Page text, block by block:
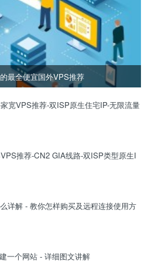
最全便宜国外VPS推荐
宽VPS推荐-双ISP原生住宅IP-无限流量
推荐-CN2 GIA线路-双ISP类型原生I
详解 - 教你怎样购买及远程连接使用方
一个网站 - 详细图文讲解